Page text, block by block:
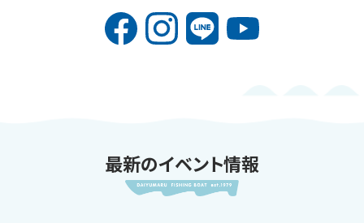
最新のイベント情報